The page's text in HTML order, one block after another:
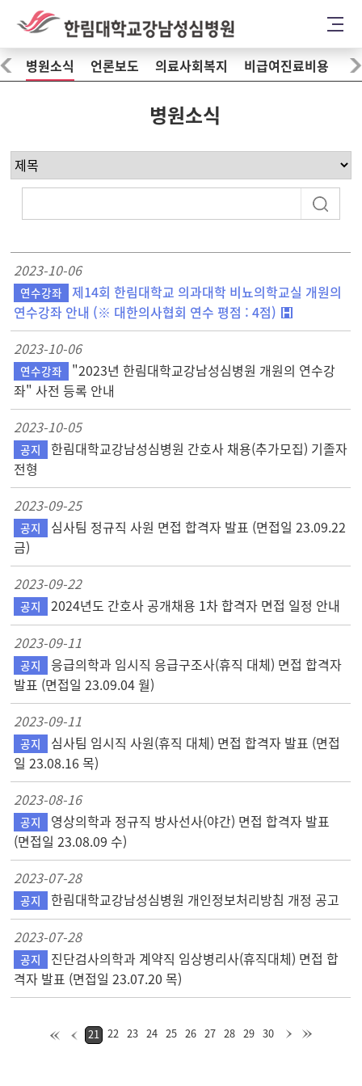
병원소식 언론보도 의료사회복지 비급여진료비용
병원소식
2023-10-06
연수강좌
제14회 한림대학교 의과대학 비뇨의학교실 개원의
연수강좌 안내 (※ 대한의사협회 연수 평점 : 4점)
2023-10-06
연수강좌
"2023년 한림대학교강남성심병원 개원의 연수강
좌" 사전 등록 안내
2023-10-05
공지
한림대학교강남성심병원 간호사 채용(추가모집) 기졸자
전형
2023-09-25
공지
심사팀 정규직 사원 면접 합격자 발표 (면접일 23.09.22
금)
2023-09-22
공지 2024년도 간호사 공개채용 1차 합격자 면접 일정 안내
2023-09-11
공지
응급의학과 임시직 응급구조사(휴직 대체) 면접 합격자
발표 (면접일 23.09.04 월)
2023-09-11
공지
심사팀 임시직 사원(휴직 대체) 면접 합격자 발표 (면접
일 23.08.16 목)
2023-08-16
공지
영상의학과 정규직 방사선사(야간) 면접 합격자 발표
(면접일 23.08.09 수)
2023-07-28
공지 한림대학교강남성심병원 개인정보처리방침 개정 공고
2023-07-28
공지
진단검사의학과 계약직 임상병리사(휴직대체) 면접 합
격자 발표 (면접일 23.07.20 목)
21 22 23 24 25 26 27 28 29 30